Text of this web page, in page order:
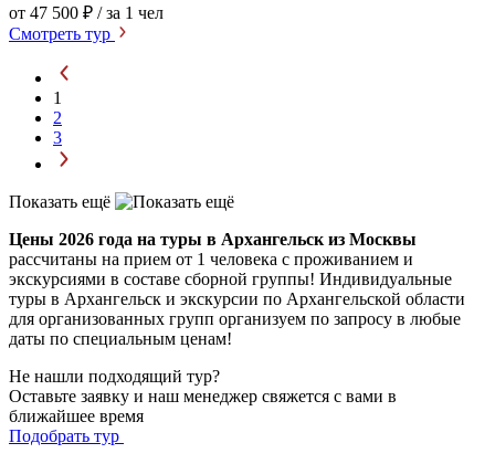
от 47 500 ₽ / за 1 чел
Смотреть тур
1
2
3
Показать ещё
Цены 2026 года на туры в Архангельск из Москвы
рассчитаны на прием от 1 человека с проживанием и
экскурсиями в составе сборной группы! Индивидуальные
туры в Архангельск и экскурсии по Архангельской области
для организованных групп организуем по запросу в любые
даты по специальным ценам!
Не нашли подходящий тур?
Оставьте заявку и наш менеджер свяжется с вами в
ближайшее время
Подобрать тур